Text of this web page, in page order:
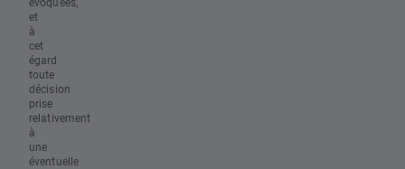
et
à
cet
égard
toute
décision
prise
relativement
à
une
éventuelle